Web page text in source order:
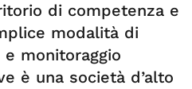
di competenza e
modalità di
monitoraggio
è una società d’alto